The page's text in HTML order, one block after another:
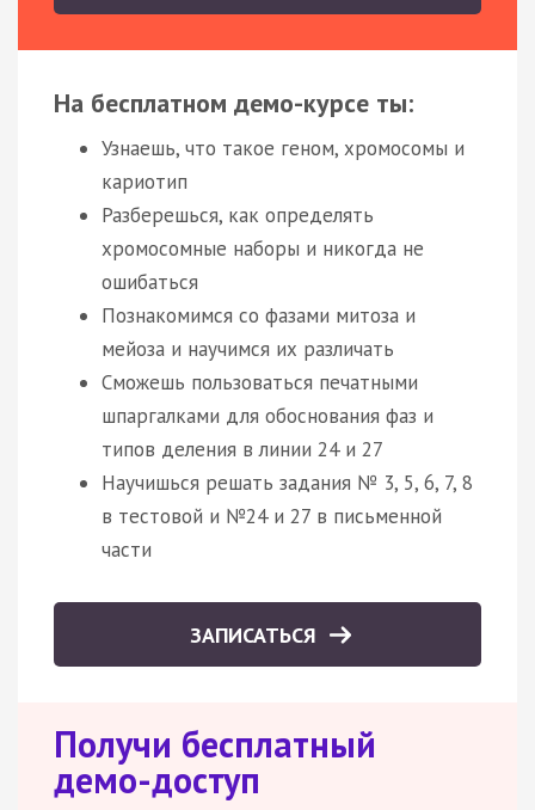
На бесплатном демо-курсе ты:
Узнаешь, что такое геном, хромосомы и
кариотип
Разберешься, как определять
хромосомные наборы и никогда не
ошибаться
Познакомимся со фазами митоза и
мейоза и научимся их различать
Сможешь пользоваться печатными
шпаргалками для обоснования фаз и
типов деления в линии 24 и 27
Научишься решать задания № 3, 5, 6, 7, 8
в тестовой и №24 и 27 в письменной
части
ЗАПИСАТЬСЯ
Получи бесплатный
демо-доступ